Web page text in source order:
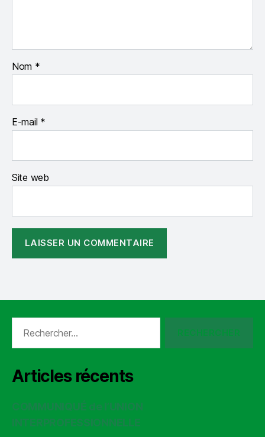
Nom *
E-mail *
Site web
Articles récents
COMMUNIQUÉ de l’UNION
INTERPROFESSIONNELLE